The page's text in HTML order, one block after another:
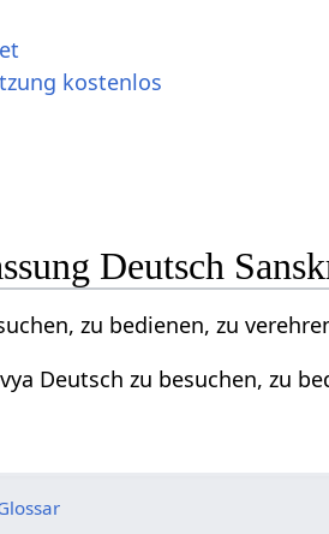
kostenlos
Deutsch
zu bedienen, zu
Deutsch zu besuchen, zu